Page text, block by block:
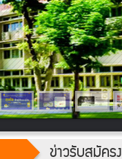
ข่าวรับสมัคร